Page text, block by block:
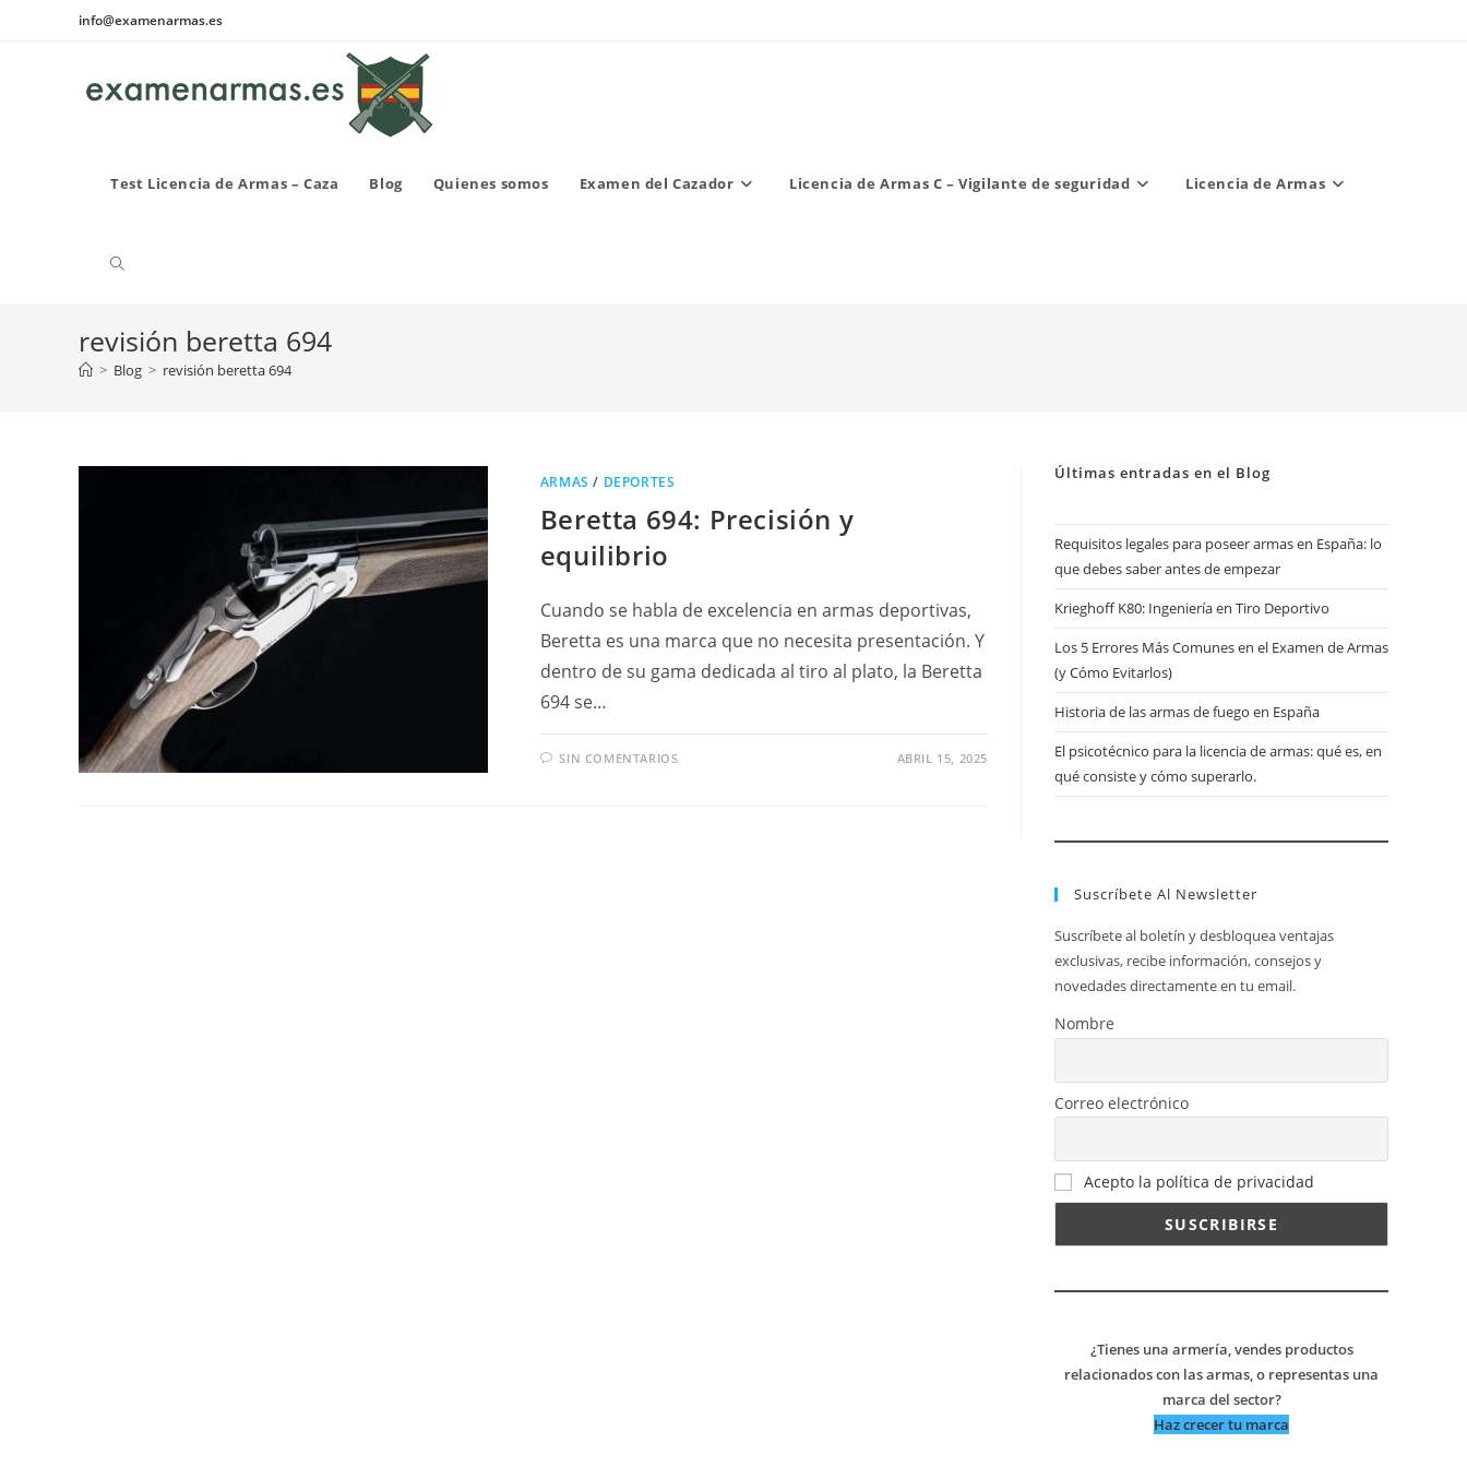
info@examenarmas.es
Test Licencia de Armas – Caza Blog Quienes somos Examen del Cazador Licencia de Armas C – Vigilante de seguridad Licencia de Armas
Alternar
búsqueda
revisión beretta 694
> Blog > revisión beretta 694
ARMAS / DEPORTES
Beretta 694: Precisión y
equilibrio
Cuando se habla de excelencia en armas deportivas,
Beretta es una marca que no necesita presentación. Y
dentro de su gama dedicada al tiro al plato, la Beretta
694 se…
SIN COMENTARIOS ABRIL 15, 2025
Últimas entradas en el Blog
Requisitos legales para poseer armas en España: lo
que debes saber antes de empezar
Krieghoff K80: Ingeniería en Tiro Deportivo
Los 5 Errores Más Comunes en el Examen de Armas
(y Cómo Evitarlos)
Historia de las armas de fuego en España
El psicotécnico para la licencia de armas: qué es, en
qué consiste y cómo superarlo.
Suscríbete Al Newsletter
Suscríbete al boletín y desbloquea ventajas
exclusivas, recibe información, consejos y
novedades directamente en tu email.
Nombre
Correo electrónico
Acepto la política de privacidad
¿Tienes una armería, vendes productos
relacionados con las armas, o representas una
marca del sector?
Haz crecer tu marca